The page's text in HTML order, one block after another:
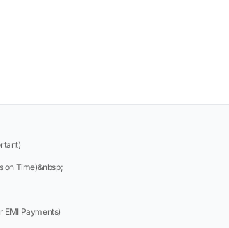
on Time)&nbsp;
EMI Payments)